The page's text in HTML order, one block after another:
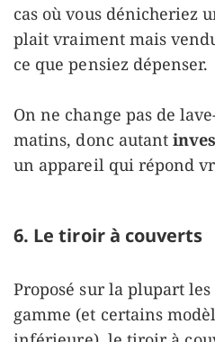
cas où vous dénicheriez
plait vraiment mais
ce que pensiez dépenser.
On ne change pas de
matins, donc autant
un appareil qui répond
6. Le tiroir à couverts
Proposé sur la plupart
gamme (et certains